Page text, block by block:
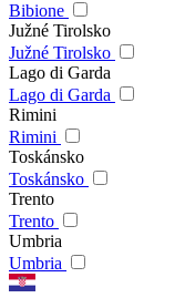
Bibione
Južné Tirolsko
Južné Tirolsko
Lago di Garda
Lago di Garda
Rimini
Rimini
Toskánsko
Toskánsko
Trento
Trento
Umbria
Umbria